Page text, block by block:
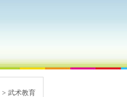
> 武术教育